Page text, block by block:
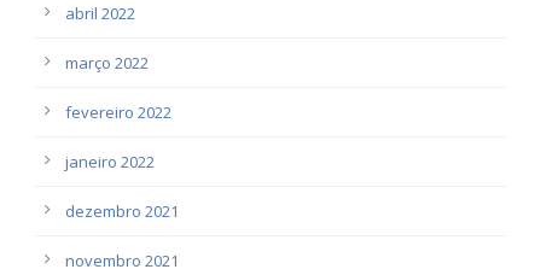
abril 2022
março 2022
fevereiro 2022
janeiro 2022
dezembro 2021
novembro 2021